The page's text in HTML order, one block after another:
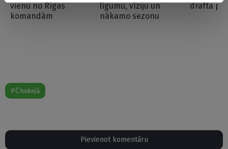
vienu no Rīgas
komandām
līgumu, vīziju un
nākamo sezonu
drafta
PČ hokejā
Pievienot komentāru